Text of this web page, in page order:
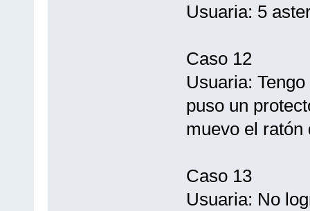
Usuaria: 5
Caso 12
Usuaria:
puso un
muevo el ratón
Caso 13
Usuaria: No